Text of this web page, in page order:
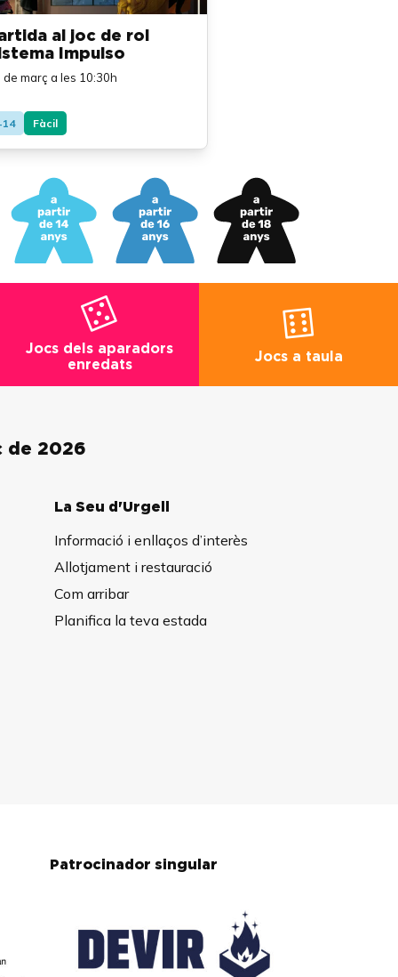
al joc de rol
Impulso
de març a les 10:30h
Fàcil
Jocs dels aparadors
enredats
Jocs a taula
de 2026
La Seu d'Urgell
Informació i enllaços d’interès
Allotjament i restauració
Com arribar
Planifica la teva estada
Patrocinador singular